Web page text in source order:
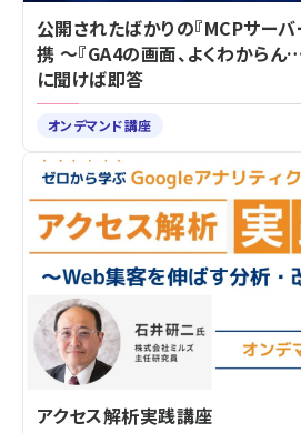
公開されたばかりの『MCPサーバ
携 ～『GA4の画面、よくわからん
に聞けば即答
オンデマンド講座
アクセス解析実践講座